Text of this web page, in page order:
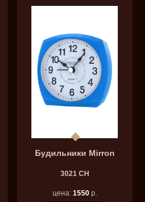
Будильники Mirron
3021 СН
цена: 1550р.